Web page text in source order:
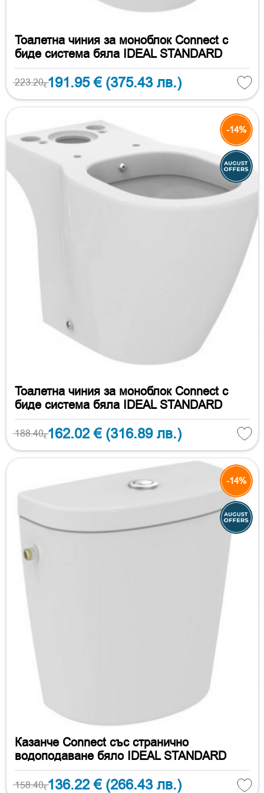
Тоалетна чиния за моноблок Connect с
биде система бяла IDEAL STANDARD
223.20€191.95 € (375.43 лв.)
-14%
Тоалетна чиния за моноблок Connect с
биде система бяла IDEAL STANDARD
188.40€162.02 € (316.89 лв.)
-14%
Казанче Connect със странично
водоподаване бяло IDEAL STANDARD
158.40€136.22 € (266.43 лв.)